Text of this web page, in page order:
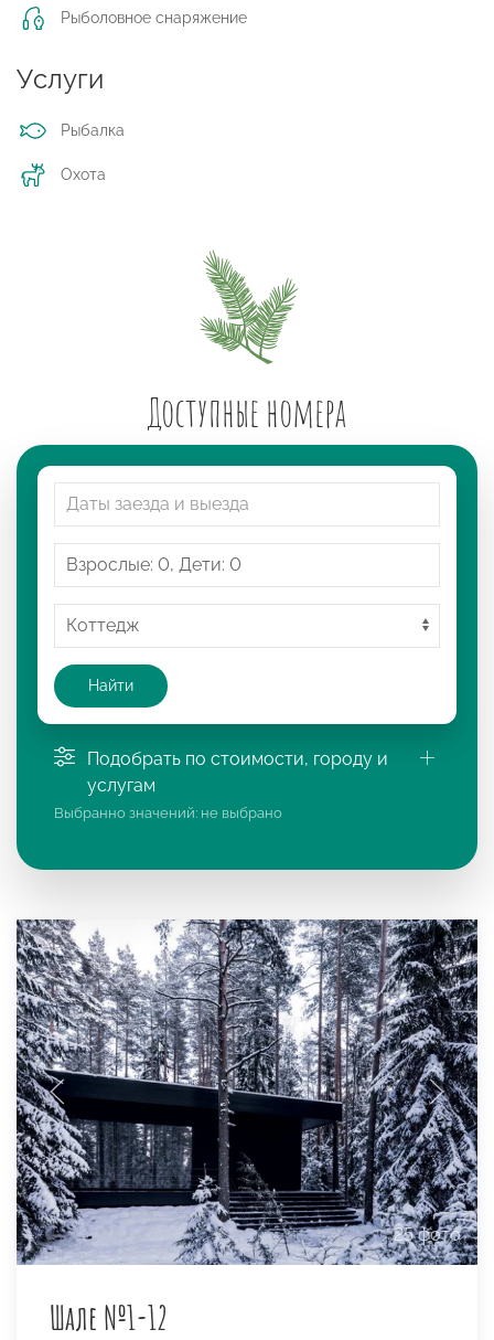
Рыболовное снаряжение
Услуги
Рыбалка
Охота
Доступные номера
Найти
Подобрать по стоимости, городу и
услугам
Выбранно значений: не выбрано
25 фото
Шале №1-12